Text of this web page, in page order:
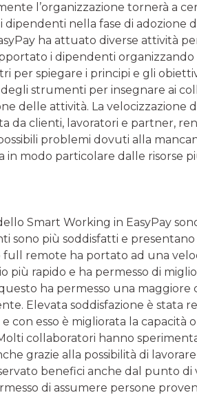
l’organizzazione tornerà a
dipendenti nella fase di
ha attuato diverse attività
i dipendenti
per spiegare i principi e gli
strumenti per insegnare ai
delle attività. La velocizzazione
da clienti, lavoratori e partner,
problemi dovuti alla
in modo particolare dalle risorse
Smart Working in EasyPay
sono più soddisfatti e
full remote ha portato ad una
più rapido e ha permesso di
ha permesso una
Elevata soddisfazione è stata
con esso è migliorata la capacità
collaboratori hanno
grazie alla possibilità di
benefici anche dal punto
di assumere persone